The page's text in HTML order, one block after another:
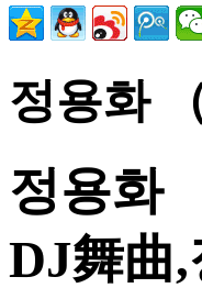
정용화
정용화
DJ舞曲